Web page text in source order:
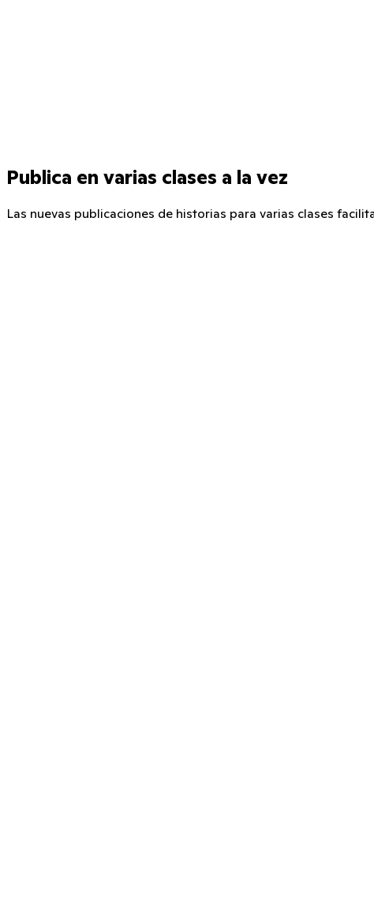
Publica en varias clases a la vez
Las nuevas publicaciones de historias para varias clases